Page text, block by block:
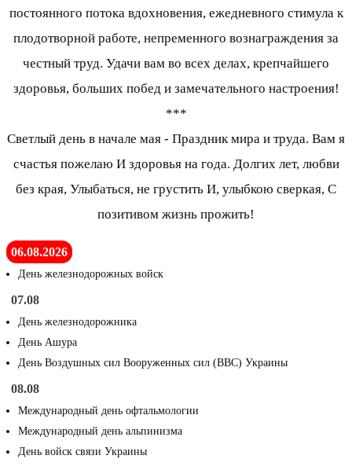
постоянного потока вдохновения, ежедневного стимула к
плодотворной работе, непременного вознаграждения за
честный труд. Удачи вам во всех делах, крепчайшего
здоровья, больших побед и замечательного настроения!
***
Светлый день в начале мая - Праздник мира и труда. Вам я
счастья пожелаю И здоровья на года. Долгих лет, любви
без края, Улыбаться, не грустить И, улыбкою сверкая, С
позитивом жизнь прожить!
06.08.2026
День железнодорожных войск
07.08
День железнодорожника
День Ашура
День Воздушных сил Вооруженных сил (ВВС) Украины
08.08
Международный день офтальмологии
Международный день альпинизма
День войск связи Украины